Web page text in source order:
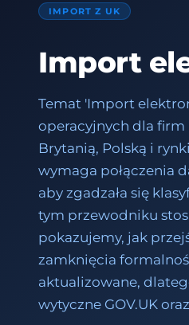
IMPORT Z UK
Import
Temat 'Import
operacyjnych dla
Brytanią, Polską i
wymaga połączenia
aby zgadzała się
tym przewodniku
pokazujemy, jak
zamknięcia
aktualizowane,
wytyczne GOV.UK